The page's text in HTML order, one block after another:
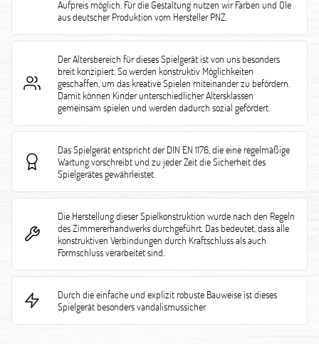
Aufpreis möglich. Für die Gestaltung nutzen wir Farben und Öle
aus deutscher Produktion vom Hersteller PNZ.
Der Altersbereich für dieses Spielgerät ist von uns besonders
breit konzipiert. So werden konstruktiv Möglichkeiten
geschaffen, um das kreative Spielen miteinander zu befördern.
Damit können Kinder unterschiedlicher Altersklassen
gemeinsam spielen und werden dadurch sozial gefördert.
Das Spielgerät entspricht der DIN EN 1176, die eine regelmäßige
Wartung vorschreibt und zu jeder Zeit die Sicherheit des
Spielgerätes gewährleistet.
Die Herstellung dieser Spielkonstruktion wurde nach den Regeln
des Zimmererhandwerks durchgeführt. Das bedeutet, dass alle
konstruktiven Verbindungen durch Kraftschluss als auch
Formschluss verarbeitet sind.
Durch die einfache und explizit robuste Bauweise ist dieses
Spielgerät besonders vandalismussicher.